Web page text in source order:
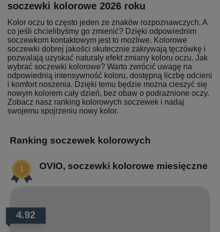
soczewki kolorowe 2026 roku
Kolor oczu to często jeden ze znaków rozpoznawczych. A
co jeśli chcielibyśmy go zmienić? Dzięki odpowiednim
soczewkom kontaktowym jest to możliwe. Kolorowe
soczewki dobrej jakości skutecznie zakrywają tęczówkę i
pozwalają uzyskać naturaly efekt zmiany koloru oczu. Jak
wybrać soczewki kolorowe? Warto zwrócić uwagę na
odpowiednią intensywność koloru, dostępną liczbę odcieni
i komfort noszenia. Dzięki temu będzie można cieszyć się
nowym kolorem cały dzień, bez obaw o podrażnione oczy.
Zobacz nasz ranking kolorowych soczewek i nadaj
swojemu spojrzeniu nowy kolor.
Ranking soczewek kolorowych
OVIO, soczewki kolorowe miesięczne
4.92